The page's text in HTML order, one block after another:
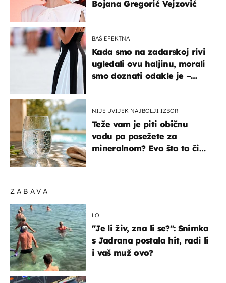
ZABAVA
LOL
"Je li živ, zna li se?": Snimka
s Jadrana postala hit, radi li
i vaš muž ovo?
Bojana Gregorić Vejzović
BAŠ EFEKTNA
Kada smo na zadarskoj rivi
ugledali ovu haljinu, morali
smo doznati odakle je –
NIJE UVIJEK NAJBOLJI IZBOR
Teže vam je piti običnu
vodu pa posežete za
mineralnom? Evo što to čini